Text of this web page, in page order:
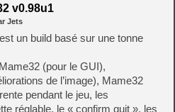
v0.98u1
Jets
un build basé sur une tonne
(pour le GUI),
de l’image), Mame32
pendant le jeu, les
réglable, le « confirm quit », les